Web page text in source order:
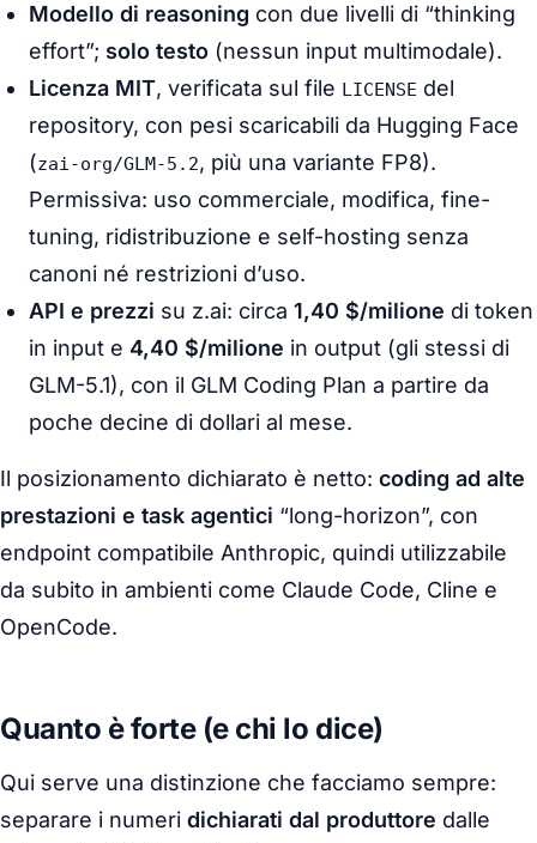
Modello di reasoning con due livelli di “thinking
effort”; solo testo (nessun input multimodale).
Licenza MIT, verificata sul file LICENSE del
repository, con pesi scaricabili da Hugging Face
(zai-org/GLM-5.2, più una variante FP8).
Permissiva: uso commerciale, modifica, fine-
tuning, ridistribuzione e self-hosting senza
canoni né restrizioni d’uso.
API e prezzi su z.ai: circa 1,40 $/milione di token
in input e 4,40 $/milione in output (gli stessi di
GLM-5.1), con il GLM Coding Plan a partire da
poche decine di dollari al mese.
Il posizionamento dichiarato è netto: coding ad alte
prestazioni e task agentici “long-horizon”, con
endpoint compatibile Anthropic, quindi utilizzabile
da subito in ambienti come Claude Code, Cline e
OpenCode.
Quanto è forte (e chi lo dice)
Qui serve una distinzione che facciamo sempre:
separare i numeri dichiarati dal produttore dalle